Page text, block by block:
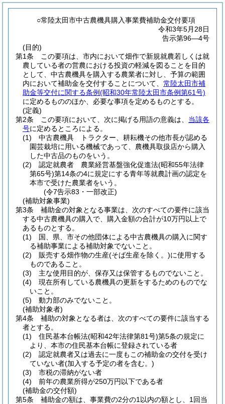
○常陸太田市中古農機具購入事業費補助金交付要項
令和3年5月28日
告示第96―4号
(目的)
第1条
この要項は、市内において畑作で新規就農若しくは就
農している者の営農における投資の軽減を図ることを目的
として、中古農機具を購入する農業者に対し、予算の範囲
内において補助金を交付することについて、 常陸太田市補
助金等交付に関する条例(昭和30年常陸太田市条例第61号)
に定めるもののほか、必要な事項を定めるものとする。
(定義)
第2条
この要項において、次に掲げる用語の意義は、 当該各
号に定めるところによる。
(1)
中古農機具 トラクター、耕耘機その他市長が認める
園芸栽培に用いる機械であって、農機具取扱店から購入
した中古品のものをいう。
(2)
認定就農者 農業経営基盤強化促進法(昭和55年法律
第65号)第14条の4に規定にする青年等就農計画の認定を
本市で受けた農業者をいう。
(令7告示83・一部改正)
(補助対象事業)
第3条
補助金の対象となる事業は、次のすべての要件に該当
する中古農機具の購入で、購入金額の合計が10万円以上で
あるものとする。
(1)
国、県、市その他団体による中古農機具の購入に関す
る補助事業による補助対象でないこと。
(2)
販売する畑作物の生産(そば生産を除く。)に使用する
ものであること。
(3)
主な使用目的が、保存又は保管するものでないこと。
(4)
現在所有している農機具の更新をするためのものでな
いこと。
(5)
動力部のみでないこと。
(補助対象者)
第4条
補助の対象となる者は、次のすべての要件に該当する
者とする。
(1)
住民基本台帳法(昭和42年法律第81号)第5条の規定に
より、本市の住民基本台帳に登録されている者
(2)
認定就農者又は過去に一度もこの補助金の交付を受け
ていない者(加入する予定の者を含む。)
(3)
市税の滞納がない者
(4)
前年の農業所得が250万円以下である者
(補助金の交付額)
第5条
補助金の額は、事業費の2分の1以内の額とし、1回当